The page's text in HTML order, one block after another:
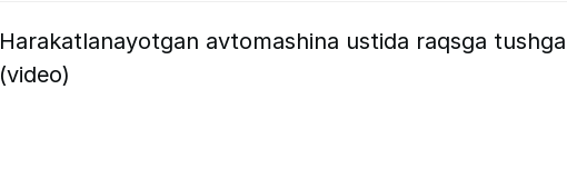
Harakatlanayotgan avtomashina ustida raqsga
(video)